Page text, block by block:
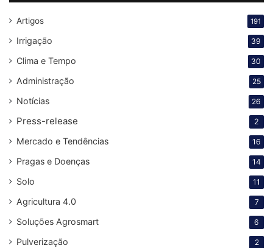
Artigos 191
Irrigação 39
Clima e Tempo 30
Administração 25
Notícias 26
Press-release 2
Mercado e Tendências 16
Pragas e Doenças 14
Solo 11
Agricultura 4.0 7
Soluções Agrosmart 6
Pulverização 2